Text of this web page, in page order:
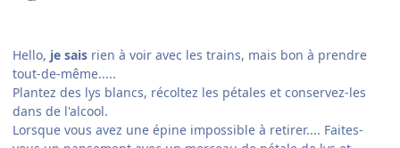
Hello, je sais rien à voir avec les trains, mais bon à prendre
tout-de-même.....
Plantez des lys blancs, récoltez les pétales et conservez-les
dans de l'alcool.
Lorsque vous avez une épine impossible à retirer.... Faites-